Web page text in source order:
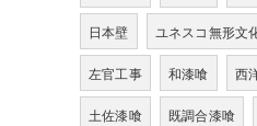
日本壁 ユネスコ無形文
左官工事 和漆喰 西
土佐漆喰 既調合漆喰